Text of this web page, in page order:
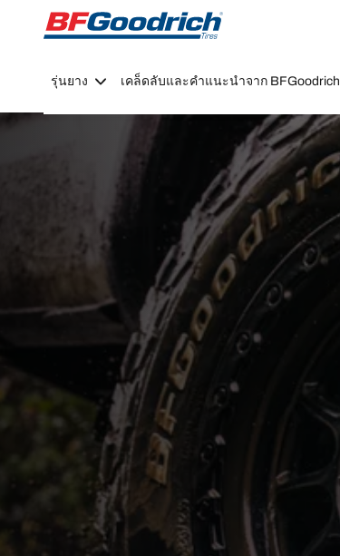
Go to page content Go to page navigation
รุ่นยาง เคล็ดลับและคำแนะนำจาก BFGoodrich